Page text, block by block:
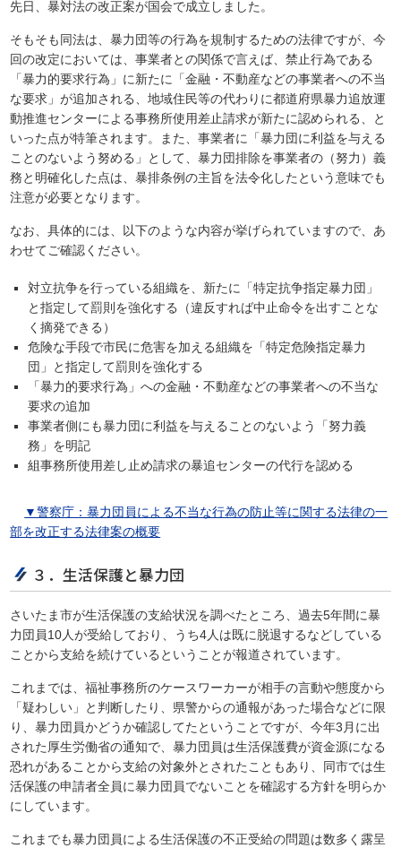
先日、暴対法の改正案が国会で成立しました。
そもそも同法は、暴力団等の行為を規制するための法律ですが、今
回の改定においては、事業者との関係で言えば、禁止行為である
「暴力的要求行為」に新たに「金融・不動産などの事業者への不当
な要求」が追加される、地域住民等の代わりに都道府県暴力追放運
動推進センターによる事務所使用差止請求が新たに認められる、と
いった点が特筆されます。また、事業者に「暴力団に利益を与える
ことのないよう努める」として、暴力団排除を事業者の（努力）義
務と明確化した点は、暴排条例の主旨を法令化したという意味でも
注意が必要となります。
なお、具体的には、以下のような内容が挙げられていますので、あ
わせてご確認ください。
対立抗争を行っている組織を、新たに「特定抗争指定暴力団」
と指定して罰則を強化する（違反すれば中止命令を出すことな
く摘発できる）
危険な手段で市民に危害を加える組織を「特定危険指定暴力
団」と指定して罰則を強化する
「暴力的要求行為」への金融・不動産などの事業者への不当な
要求の追加
事業者側にも暴力団に利益を与えることのないよう「努力義
務」を明記
組事務所使用差し止め請求の暴追センターの代行を認める
▼警察庁：暴力団員による不当な行為の防止等に関する法律の一
部を改正する法律案の概要
３．生活保護と暴力団
さいたま市が生活保護の支給状況を調べたところ、過去5年間に暴
力団員10人が受給しており、うち4人は既に脱退するなどしている
ことから支給を続けているということが報道されています。
これまでは、福祉事務所のケースワーカーが相手の言動や態度から
「疑わしい」と判断したり、県警からの通報があった場合などに限
り、暴力団員かどうか確認してたということですが、今年3月に出
された厚生労働省の通知で、暴力団員は生活保護費が資金源になる
恐れがあることから支給の対象外とされたこともあり、同市では生
活保護の申請者全員に暴力団員でないことを確認する方針を明らか
にしています。
これまでも暴力団員による生活保護の不正受給の問題は数多く露呈